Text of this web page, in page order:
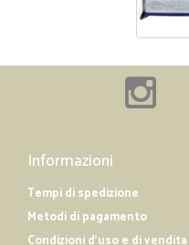
Informazioni
Tempi di spedizione
Metodi di pagamento
Condizioni d'uso e di vendita